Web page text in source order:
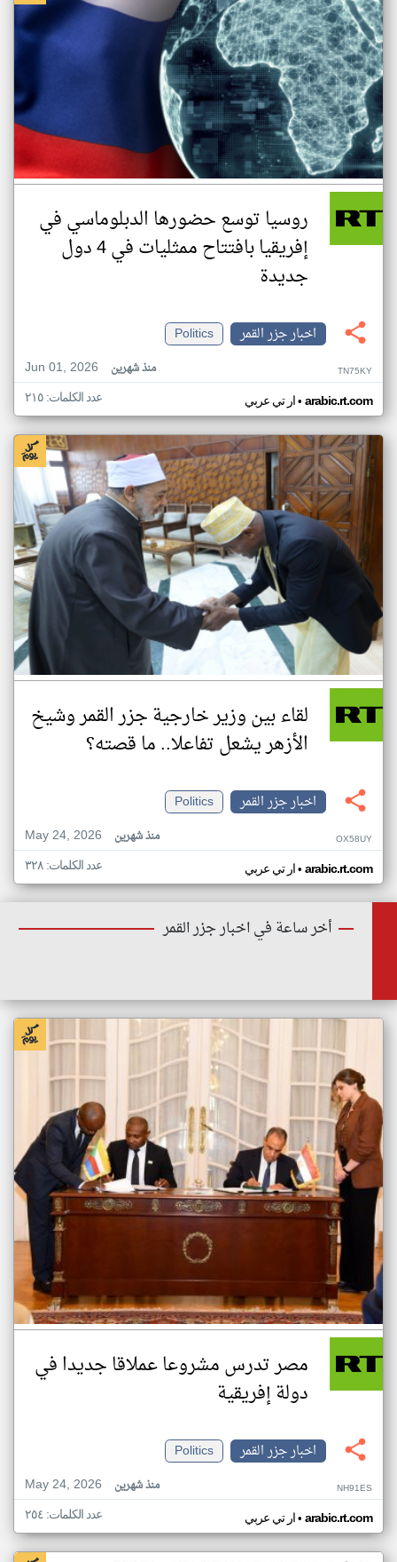
روسيا توسع حضورها الدبلوماسي في
إفريقيا بافتتاح ممثليات في 4 دول
جديدة
اخبار جزر القمر
Politics
Jun 01, 2026
منذ شهرين TN75KY
ار تي عربي• arabic.rt.com عدد الكلمات: ٢١٥
لقاء بين وزير خارجية جزر القمر وشيخ
الأزهر يشعل تفاعلا.. ما قصته؟
اخبار جزر القمر
Politics
May 24, 2026
منذ شهرين OX58UY
ار تي عربي• arabic.rt.com عدد الكلمات: ٣٢٨
أخر ساعة في اخبار جزر القمر
مصر تدرس مشروعا عملاقا جديدا في
دولة إفريقية
اخبار جزر القمر
Politics
May 24, 2026
منذ شهرين NH91ES
ار تي عربي• arabic.rt.com عدد الكلمات: ٢٥٤